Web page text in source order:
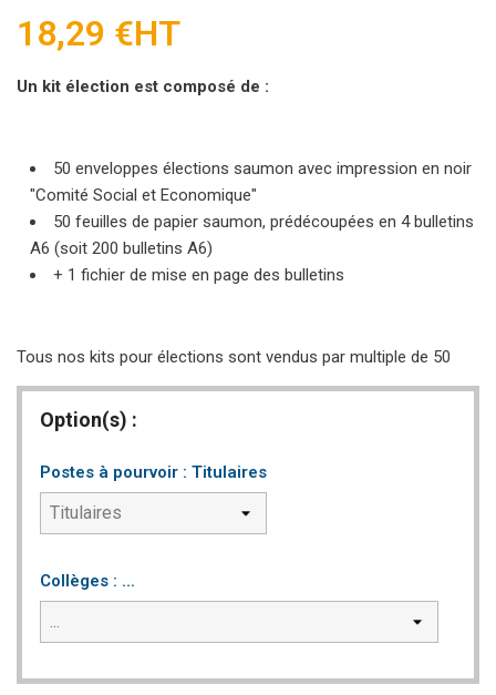
18,29 €HT
Un kit élection est composé de :
50 enveloppes élections saumon avec impression en noir
"Comité Social et Economique"
50 feuilles de papier saumon, prédécoupées en 4 bulletins
A6 (soit 200 bulletins A6)
+ 1 fichier de mise en page des bulletins
Tous nos kits pour élections sont vendus par multiple de 50
Option(s) :
Postes à pourvoir : Titulaires
Collèges : ...